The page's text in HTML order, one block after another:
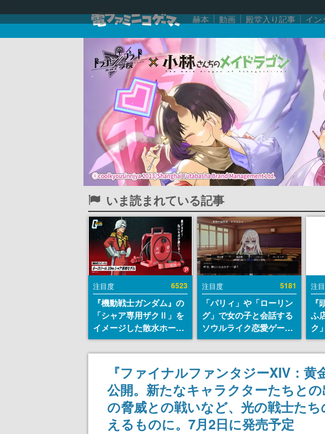
赫本 動画 殿堂入り記事 イン
いま読まれている記事
注目度 6523
『機動戦士ガンダム』の
「シャア専用ザクⅡ」を
イメージした散水ホース
リールが予約開始。本体
にはシャアのパーソナル
マークやジオン公国軍の
エンブレム、型式番号な
どを配置
注目度 5181
「パリィ」や「ローリン
グ」で女の子と会話する
ソウルライク恋愛ゲーム
『小早川さんはソウルラ
イク』無料公開。返事に
失敗すると「YOU
DIED」
注
ふ
ク
ケ
ア
へ
群
崎
月
開
『ファイナルファンタジーXIV：
公開。新たなキャラクターたちと
の脅威との戦いなど、光の戦士た
えるものに。7月2日に発売予定